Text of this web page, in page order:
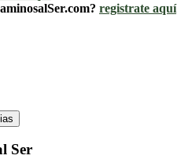
registrate aquí
Ser